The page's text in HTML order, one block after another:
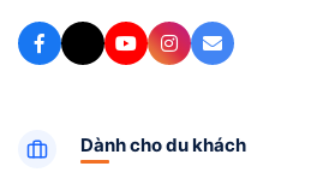
Dành cho du khách